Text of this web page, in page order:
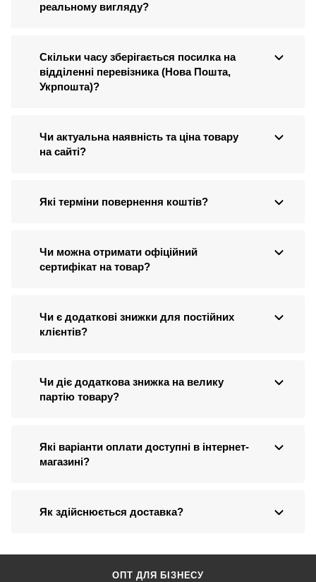
реальному вигляду?
Скільки часу зберігається посилка на
відділенні перевізника (Нова Пошта,
Укрпошта)?
Чи актуальна наявність та ціна товару
на сайті?
Які терміни повернення коштів?
Чи можна отримати офіційний
сертифікат на товар?
Чи є додаткові знижки для постійних
клієнтів?
Чи діє додаткова знижка на велику
партію товару?
Які варіанти оплати доступні в інтернет-
магазині?
Як здійснюється доставка?
ОПТ ДЛЯ БІЗНЕСУ